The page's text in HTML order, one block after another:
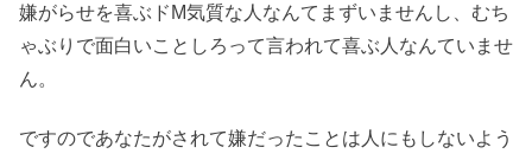
嫌がらせを喜ぶドM気質な人なんてまずいませんし、むち
ゃぶりで面白いことしろって言われて喜ぶ人なんていませ
ん。
ですのであなたがされて嫌だったことは人にもしないよう